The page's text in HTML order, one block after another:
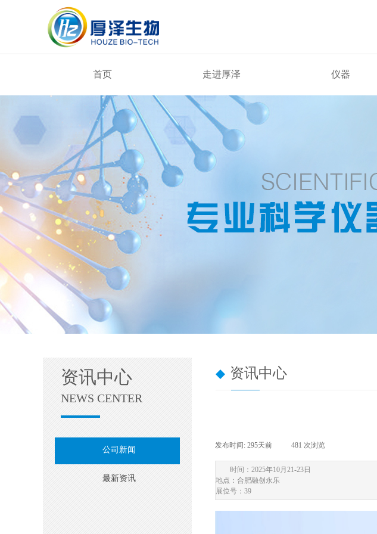
首页 走进厚泽 仪器
资讯中心
NEWS CENTER
公司新闻
最新资讯
资讯中心
发布时间: 295天前 481 次浏览
时间：2025年10月21-23日
地点：合肥融创永乐
展位号：39